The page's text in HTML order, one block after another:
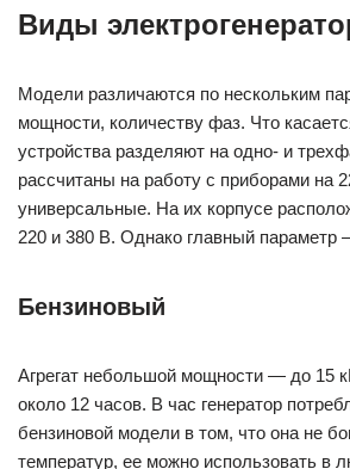
Виды
Модели различаются по нескольким
мощности, количеству фаз. Что
устройства разделяют на одно- и
рассчитаны на работу с приборами на
универсальные. На их корпусе
220 и 380 В. Однако главный параметр
Бензиновый
Агрегат небольшой мощности — до 15
около 12 часов. В час генератор
бензиновой модели в том, что она не
температур, ее можно использовать в